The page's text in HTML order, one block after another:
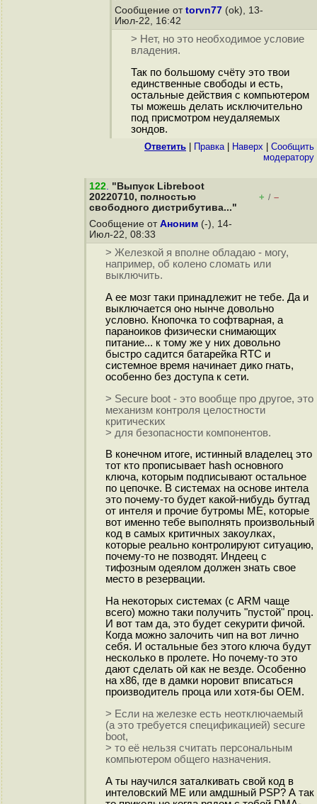
Сообщение от torvn77 (ok), 13-
Июл-22, 16:42
> Нет, но это необходимое условие
владения.
Так по большому счёту это твои
единственные свободы и есть,
остальные действия с компьютером
ты можешь делать исключительно
под присмотром неудаляемых
зондов.
Ответить Правка| Наверх
Cообщить
модератору
122. "Выпуск Libreboot
20220710, полностью
свободного дистрибутива..."
+ / –
Сообщение от Аноним (-), 14-
Июл-22, 08:33
> Железкой я вполне обладаю - могу,
например, об колено сломать или
выключить.
А ее мозг таки принадлежит не тебе. Да и
выключается оно нынче довольно
условно. Кнопочка то софтварная, а
параноиков физически снимающих
питание... к тому же у них довольно
быстро садится батарейка RTC и
системное время начинает дико гнать,
особенно без доступа к сети.
> Secure boot - это вообще про другое, это
механизм контроля целостности
критических
> для безопасности компонентов.
В конечном итоге, истинный владелец это
тот кто прописывает hash основного
ключа, которым подписывают остальное
по цепочке. В системах на основе интела
это почему-то будет какой-нибудь бутгад
от интеля и прочие бутромы ME, которые
вот именно тебе выполнять произвольный
код в самых критичных закоулках,
которые реально контролируют ситуацию,
почему-то не позводят. Индеец с
тифозным одеялом должен знать свое
место в резервации.
На некоторых системах (с ARM чаще
всего) можно таки получить "пустой" проц.
И вот там да, это будет секурити фичой.
Когда можно залочить чип на вот лично
себя. И остальные без этого ключа будут
несколько в пролете. Но почему-то это
дают сделать ой как не везде. Особенно
на х86, где в дамки норовит вписаться
производитель проца или хотя-бы OEM.
> Если на железке есть неотключаемый
(а это требуется спецификацией) secure
boot,
> то её нельзя считать персональным
компьютером общего назначения.
А ты научился заталкивать свой код в
интеловский ME или амдшный PSP? А так